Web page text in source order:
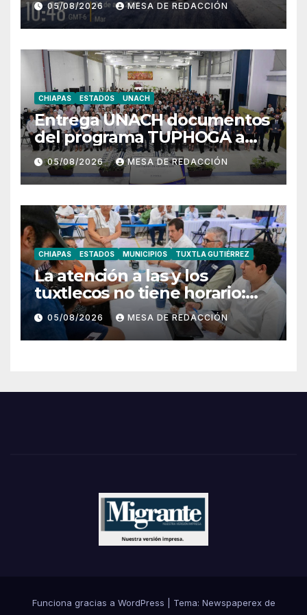
distintos puntos del
municipio
05/08/2026 MESA DE REDACCIÓN
CHIAPAS ESTADOS UNACH
Entrega UNACH documentos
del programa TUPHOGA a
129 egresados de posgrado
05/08/2026 MESA DE REDACCIÓN
CHIAPAS ESTADOS MUNICIPIOS TUXTLA GUTIÉRREZ
La atención a las y los
tuxtlecos no tiene horario:
Angel Torres
05/08/2026 MESA DE REDACCIÓN
Funciona gracias a WordPress
Tema: Newspaperex de